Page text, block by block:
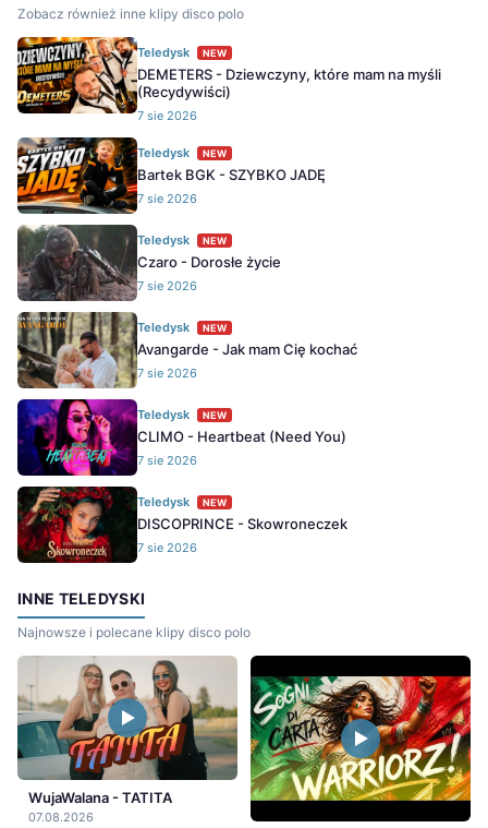
Zobacz również inne klipy disco polo
Teledysk NEW
DEMETERS - Dziewczyny, które mam na myśli
(Recydywiści)
7 sie 2026
Teledysk NEW
Bartek BGK - SZYBKO JADĘ
7 sie 2026
Teledysk NEW
Czaro - Dorosłe życie
7 sie 2026
Teledysk NEW
Avangarde - Jak mam Cię kochać
7 sie 2026
Teledysk NEW
CLIMO - Heartbeat (Need You)
7 sie 2026
Teledysk NEW
DISCOPRINCE - Skowroneczek
7 sie 2026
INNE TELEDYSKI
Najnowsze i polecane klipy disco polo
WujaWalana - TATITA
07.08.2026